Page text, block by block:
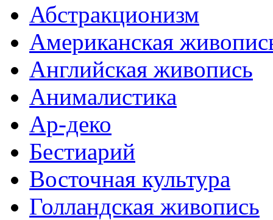
Абстракционизм
Американская
Английская живопись
Анималистика
Ар-деко
Бестиарий
Восточная культура
Голландская живопись